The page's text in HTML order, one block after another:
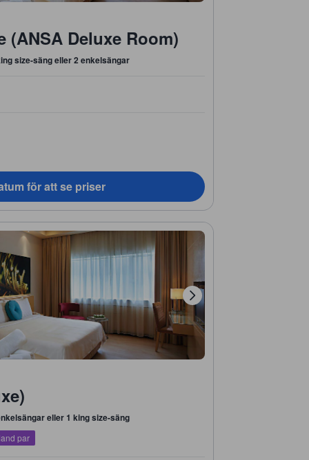
(ANSA Deluxe Room)
size-säng eller 2 enkelsängar
för att se priser
eller 1 king size-säng
par